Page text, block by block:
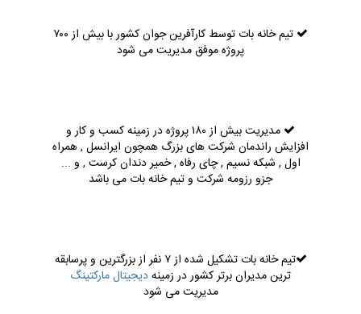
تیم خانه بات توسط کارآفرین جوان کشور با بیش از ۷۰۰
پروژه موفق مدیریت می شود
مدیریت بیش از ۱۸۰ پروژه در زمینه کسب و کار و
افزایش راندمان شرکت های بزرگ همچون ایرانسل , همراه
اول , شبکه نسیم , چای رفاه , خمیر دندان کرست , و ...
جزو رزومه شرکت و تیم خانه بات می باشد
تیم خانه بات تشکیل شده از ۷ نفر از بزرگترین و پرسابقه
ترین مدیران برتر کشور در زمینهدیجیتال مارکتینگ
مدیریت می شود